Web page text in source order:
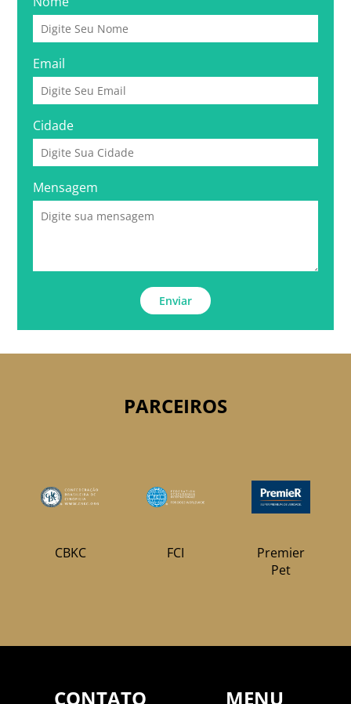
Email
Cidade
Mensagem
Enviar
PARCEIROS
CBKC FCI
Premier
Pet
CONTATO MENU